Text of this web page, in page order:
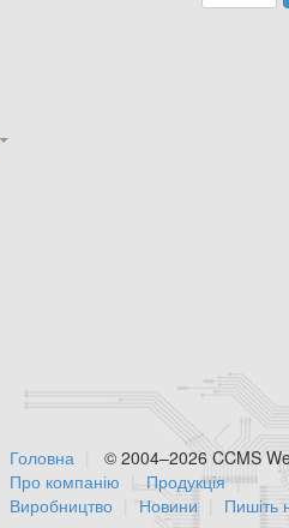
© 2004–2026 CCMS
Головна
Про компанію
Продукція
Виробництво
Новини Пишіть